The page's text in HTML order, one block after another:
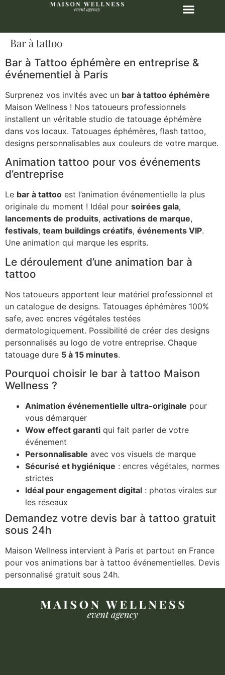
Bar à tattoo
Bar à Tattoo éphémère en entreprise &
événementiel à Paris
Surprenez vos invités avec un bar à tattoo éphémère
Maison Wellness ! Nos tatoueurs professionnels
installent un véritable studio de tatouage éphémère
dans vos locaux. Tatouages éphémères, flash tattoo,
designs personnalisables aux couleurs de votre marque.
Animation tattoo pour vos événements
d’entreprise
Le bar à tattoo est l’animation événementielle la plus
originale du moment ! Idéal pour soirées gala,
lancements de produits, activations de marque,
festivals, team buildings créatifs, événements VIP.
Une animation qui marque les esprits.
Le déroulement d’une animation bar à
tattoo
Nos tatoueurs apportent leur matériel professionnel et
un catalogue de designs. Tatouages éphémères 100%
safe, avec encres végétales testées
dermatologiquement. Possibilité de créer des designs
personnalisés au logo de votre entreprise. Chaque
tatouage dure 5 à 15 minutes.
Pourquoi choisir le bar à tattoo Maison
Wellness ?
Animation événementielle ultra-originale pour
vous démarquer
Wow effect garanti qui fait parler de votre
événement
Personnalisable avec vos visuels de marque
Sécurisé et hygiénique : encres végétales, normes
strictes
Idéal pour engagement digital : photos virales sur
les réseaux
Demandez votre devis bar à tattoo gratuit
sous 24h
Maison Wellness intervient à Paris et partout en France
pour vos animations bar à tattoo événementielles. Devis
personnalisé gratuit sous 24h.